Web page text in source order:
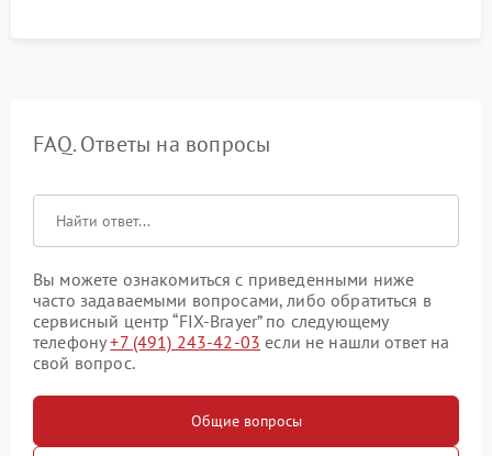
FAQ. Ответы на вопросы
Вы можете ознакомиться с приведенными ниже
часто задаваемыми вопросами, либо обратиться в
сервисный центр “FIX-Brayer” по следующему
телефону+7 (491) 243-42-03 если не нашли ответ на
свой вопрос.
Общие вопросы